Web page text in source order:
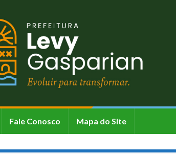
Fale Conosco Mapa do Site